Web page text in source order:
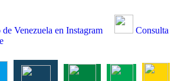
Venezuela en Instagram
Consulta